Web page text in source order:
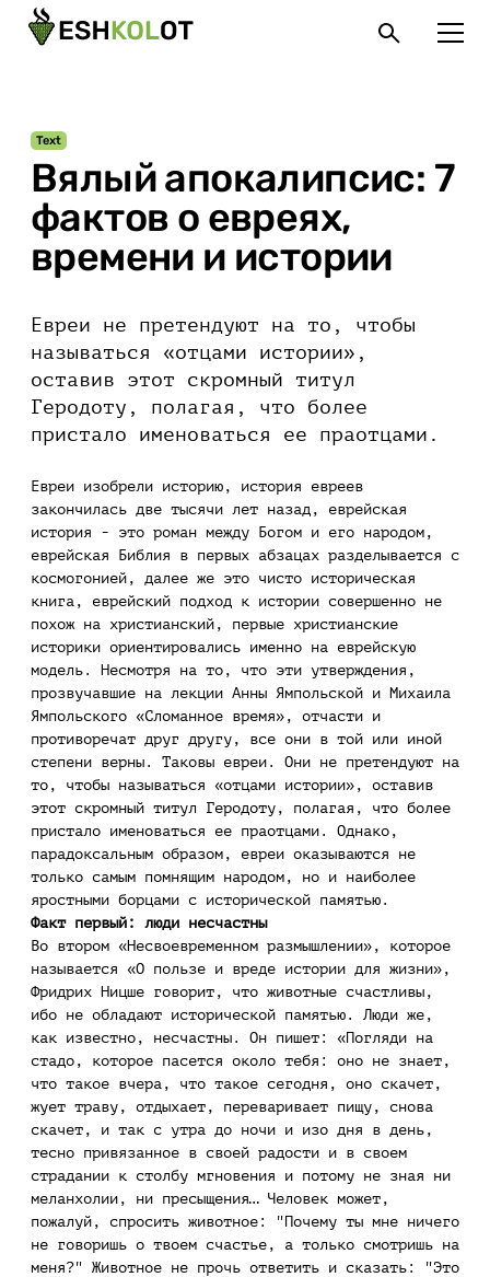
Вялый апокалипсис: 7
фактов о евреях,
времени и истории
Text
Евреи не претендуют на то, чтобы
называться «отцами истории»,
оставив этот скромный титул
Геродоту, полагая, что более
пристало именоваться ее праотцами.
Евреи изобрели историю, история евреев
закончилась две тысячи лет назад, еврейская
история - это роман между Богом и его народом,
еврейская Библия в первых абзацах разделывается с
космогонией, далее же это чисто историческая
книга, еврейский подход к истории совершенно не
похож на христианский, первые христианские
историки ориентировались именно на еврейскую
модель. Несмотря на то, что эти утверждения,
прозвучавшие на лекции Анны Ямпольской и Михаила
Ямпольского «Сломанное время», отчасти и
противоречат друг другу, все они в той или иной
степени верны. Таковы евреи. Они не претендуют на
то, чтобы называться «отцами истории», оставив
этот скромный титул Геродоту, полагая, что более
пристало именоваться ее праотцами. Однако,
парадоксальным образом, евреи оказываются не
только самым помнящим народом, но и наиболее
яростными борцами с исторической памятью.
Факт первый: люди несчастны
Во втором «Несвоевременном размышлении», которое
называется «О пользе и вреде истории для жизни»,
Фридрих Ницше говорит, что животные счастливы,
ибо не обладают исторической памятью. Люди же,
как известно, несчастны. Он пишет: «Погляди на
стадо, которое пасется около тебя: оно не знает,
что такое вчера, что такое сегодня, оно скачет,
жует траву, отдыхает, переваривает пищу, снова
скачет, и так с утра до ночи и изо дня в день,
тесно привязанное в своей радости и в своем
страдании к столбу мгновения и потому не зная ни
меланхолии, ни пресыщения… Человек может,
пожалуй, спросить животное: "Почему ты мне ничего
не говоришь о твоем счастье, а только смотришь на
меня?" Животное не прочь ответить и сказать: "Это